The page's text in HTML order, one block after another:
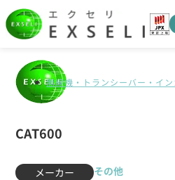
無線機・トランシーバー・イ
CAT600
メーカー
その他